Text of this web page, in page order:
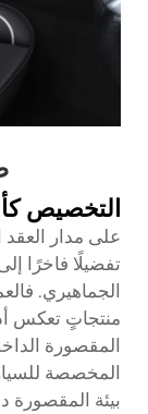
التخصيص
على مدار
تفضيلًا فاخرًا
الجماهيري.
منتجاتٍ تعكس
المقصورة
المخصصة
بيئة المقصورة